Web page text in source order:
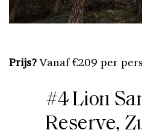
Prijs?Vanaf €209 per
#4 Lion
Reserve,